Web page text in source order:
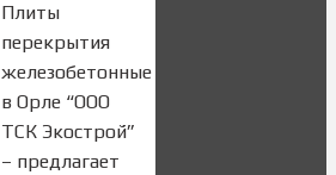
Плиты
перекрытия
железобетонные
в Орле “ООО
ТСК Экострой”
– предлагает